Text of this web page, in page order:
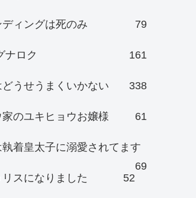
ィングは死のみ 79
ロク 161
うせうまくいかない 338
のユキヒョウお嬢様 61
着皇太子に溺愛されてます
69
スになりました
52